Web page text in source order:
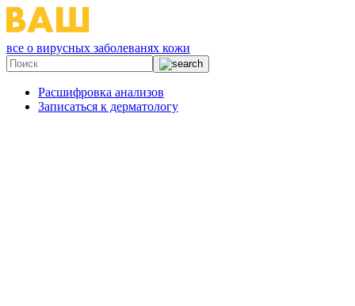
все о вирусных заболеванях кожи
Расшифровка анализов
Записаться к дерматологу